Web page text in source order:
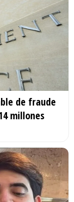
de fraude
millones